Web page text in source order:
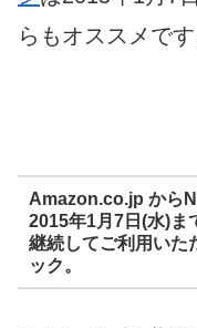
らもオススメです
Amazon.co.jp から
2015年1月7日(水)ま
継続してご利用いた
ック。